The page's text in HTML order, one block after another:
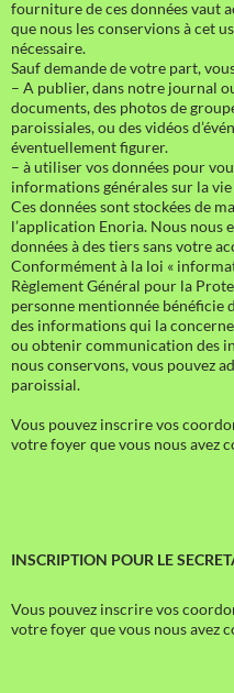
fourniture de ces données vaut
que nous les conservions à cet
nécessaire.
Sauf demande de votre part,
– A publier, dans notre journal
documents, des photos de
paroissiales, ou des vidéos
éventuellement figurer.
– à utiliser vos données pour
informations générales sur la
Ces données sont stockées de
l’application Enoria. Nous nous
données à des tiers sans votre
Conformément à la loi «
Règlement Général pour la
personne mentionnée bénéficie
des informations qui la
ou obtenir communication des
nous conservons, vous pouvez
paroissial.
Vous pouvez inscrire vos
votre foyer que vous nous avez
INSCRIPTION POUR LE
Vous pouvez inscrire vos
votre foyer que vous nous avez